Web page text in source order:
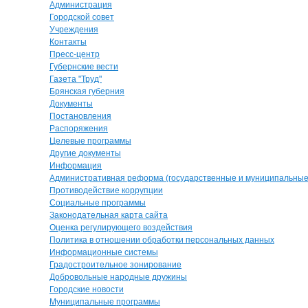
Администрация
Городской совет
Учреждения
Контакты
Пресс-центр
Губернские вести
Газета "Труд"
Брянская губерния
Документы
Постановления
Распоряжения
Целевые программы
Другие документы
Информация
Административная реформа (государственные и муниципальные
Противодействие коррупции
Социальные программы
Законодательная карта сайта
Оценка регулирующего воздействия
Политика в отношении обработки персональных данных
Информационные системы
Градостроительное зонирование
Добровольные народные дружины
Городские новости
Муниципальные программы